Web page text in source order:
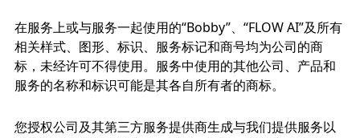
在服务上或与服务一起使用的“Bobby”、“FLOW AI”及所有
相关样式、图形、标识、服务标记和商号均为公司的商
标，未经许可不得使用。服务中使用的其他公司、产品和
服务的名称和标识可能是其各自所有者的商标。
您授权公司及其第三方服务提供商生成与我们提供服务以